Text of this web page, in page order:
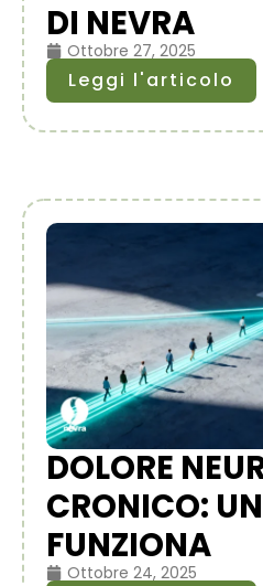
DI NEVRA
Ottobre 27, 2025
Leggi l'articolo
DOLORE
CRONICO:
FUNZIONA
Ottobre 24, 2025